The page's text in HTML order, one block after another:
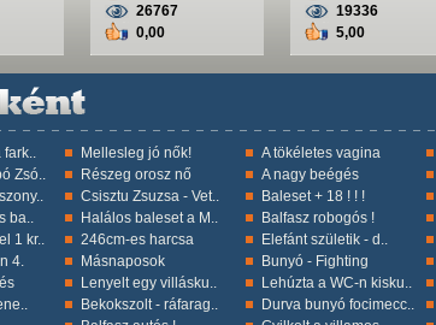
26767
0,00
19336
5,00
fark.. Mellesleg jó nők! A tökéletes vagina
Zsó.. Részeg orosz nő A nagy beégés
Csisztu Zsuzsa - Vet.. Baleset + 18 ! ! !
ba.. Halálos baleset a M.. Balfasz robogós !
1 kr.. 246cm-es harcsa Elefánt születik - d..
4. Másnaposok Bunyó - Fighting
Lenyelt egy villásku.. Lehúzta a WC-n kisku..
Bekokszolt - ráfarag.. Durva bunyó focimecc..